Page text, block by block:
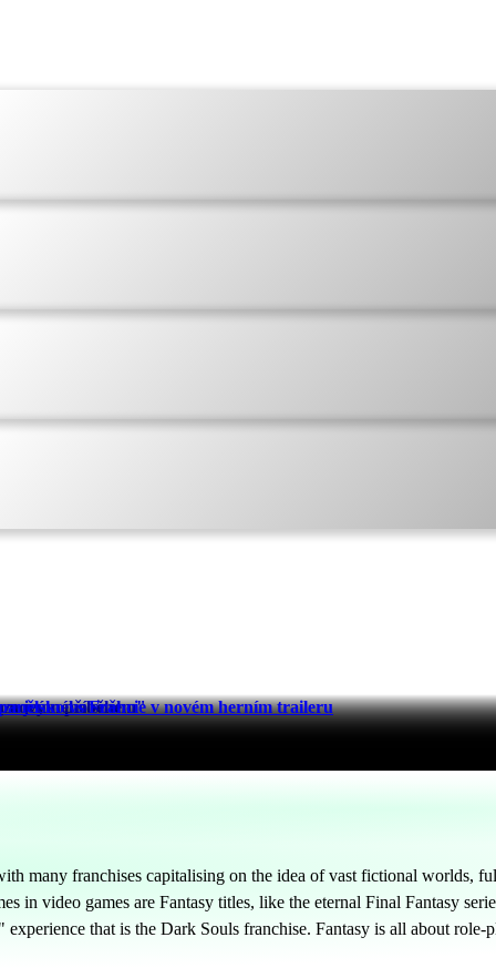
novým příběhem
jemného sněhu"
vs Francie v novém herním traileru
many franchises capitalising on the idea of vast fictional worlds,
in video games are Fantasy titles, like the eternal Final Fantasy
that is the Dark Souls franchise. Fantasy is all about